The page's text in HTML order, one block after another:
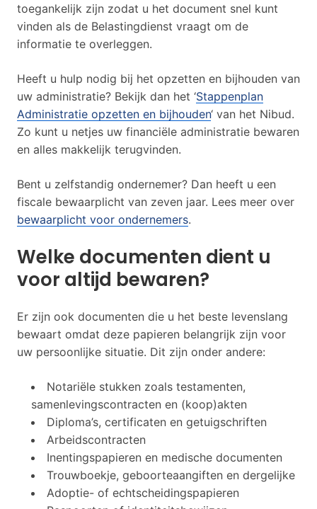
toegankelijk zijn zodat u het document snel kunt
vinden als de Belastingdienst vraagt om de
informatie te overleggen.
Heeft u hulp nodig bij het opzetten en bijhouden van
uw administratie? Bekijk dan het ‘Stappenplan
Administratie opzetten en bijhouden‘ van het Nibud.
Zo kunt u netjes uw financiële administratie bewaren
en alles makkelijk terugvinden.
Bent u zelfstandig ondernemer? Dan heeft u een
fiscale bewaarplicht van zeven jaar. Lees meer over
bewaarplicht voor ondernemers.
Welke documenten dient u
voor altijd bewaren?
Er zijn ook documenten die u het beste levenslang
bewaart omdat deze papieren belangrijk zijn voor
uw persoonlijke situatie. Dit zijn onder andere:
Notariële stukken zoals testamenten,
samenlevingscontracten en (koop)akten
Diploma’s, certificaten en getuigschriften
Arbeidscontracten
Inentingspapieren en medische documenten
Trouwboekje, geboorteaangiften en dergelijke
Adoptie- of echtscheidingspapieren